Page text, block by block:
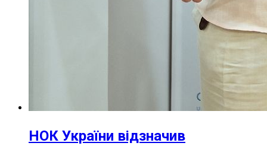
НОК України відзначив